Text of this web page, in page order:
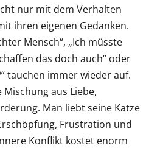
nur mit dem Verhalten
ihren eigenen Gedanken.
Mensch“, „Ich müsste
das doch auch“ oder
tauchen immer wieder auf.
aus Liebe,
Man liebt seine Katze
Frustration und
Konflikt kostet enorm